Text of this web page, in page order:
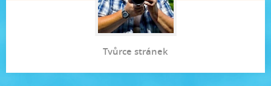
Tvůrce stránek